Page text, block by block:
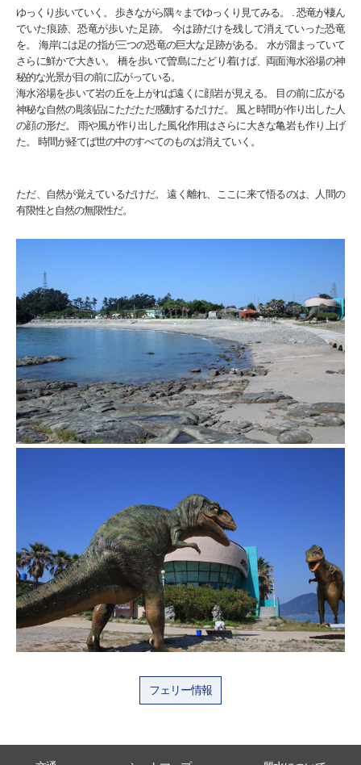
ゆっくり歩いていく。 歩きながら隅々までゆっくり見てみる。 . 恐竜が棲ん
でいた痕跡、恐竜が歩いた足跡。 今は跡だけを残して消えていった恐竜
を。 海岸には足の指が三つの恐竜の巨大な足跡がある。 水が溜まっていて
さらに鮮かで大きい。 橋を歩いて曽島にたどり着けば、両面海水浴場の神
秘的な光景が目の前に広がっている。
海水浴場を歩いて岩の丘を上がれば遠くに顔岩が見える。 目の前に広がる
神秘な自然の彫刻品にただただ感動するだけだ。 風と時間が作り出した人
の顔の形だ。 雨や風が作り出した風化作用はさらに大きな亀岩も作り上げ
た。 時間が経てば世の中のすべてのものは消えていく。
ただ、自然が覚えているだけだ。 遠く離れ、ここに来て悟るのは、人間の
有限性と自然の無限性だ。
フェリー情報